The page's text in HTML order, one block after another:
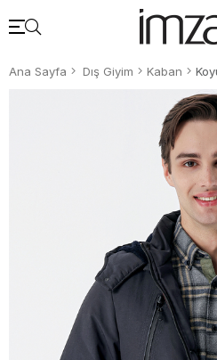
Ana Sayfa Dış Giyim Kaban